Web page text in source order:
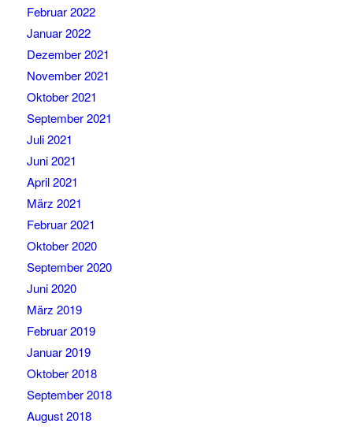
Februar 2022
Januar 2022
Dezember 2021
November 2021
Oktober 2021
September 2021
Juli 2021
Juni 2021
April 2021
März 2021
Februar 2021
Oktober 2020
September 2020
Juni 2020
März 2019
Februar 2019
Januar 2019
Oktober 2018
September 2018
August 2018